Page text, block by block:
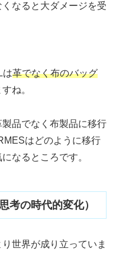
なると大ダメージを受
は革でなく布のバッグ
ね。
品でなく布製品に移行
はどのように移行
なるところです。
考の時代的変化）
世界が成り立っていま